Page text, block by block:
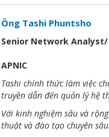
Ông Tashi Phuntsho
Senior Network
APNIC
Tashi chính thức làm việc
truyền dẫn đến quản lý hệ
Với kinh nghiệm sâu và
thuật và đào tạo chuyên sâu.